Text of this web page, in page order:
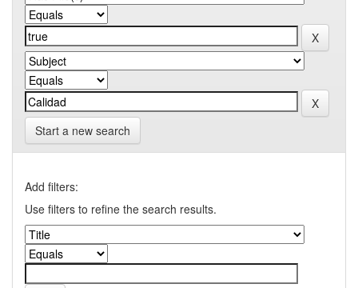
Start a new search
Add filters:
Use filters to refine the search results.